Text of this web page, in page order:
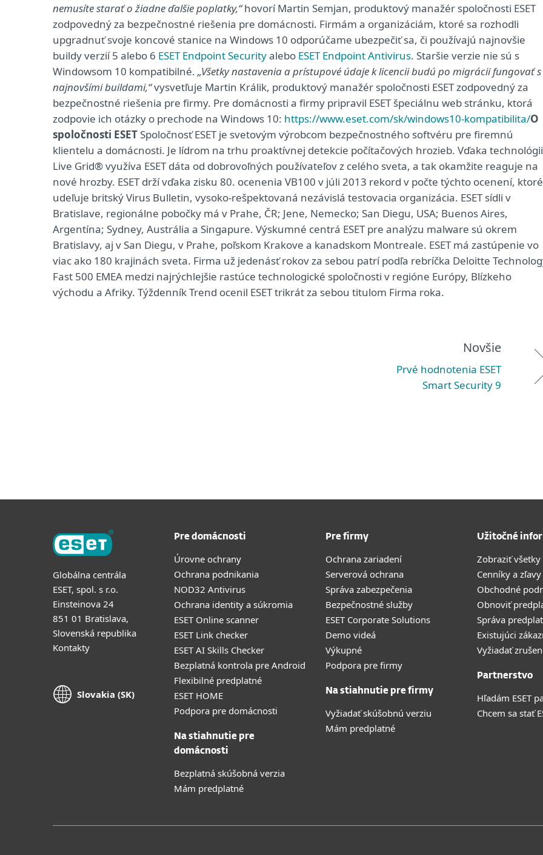
nemusíte starať o žiadne ďalšie poplatky,“hovorí Martin Semjan, produktový manažér spoločnosti ESET
zodpovedný za bezpečnostné riešenia pre domácnosti. Firmám a organizáciám, ktoré sa rozhodli
upgradnuť svoje koncové stanice na Windows 10 odporúčame ubezpečiť sa, či používajú najnovšie
buildy verzií 5 alebo 6 ESET Endpoint Securityalebo ESET Endpoint Antivirus. Staršie verzie nie sú s
Windowsom 10 kompatibilné. „Všetky nastavenia a prístupové údaje k licencii budú po migrácii fungovať s
najnovšími buildami,“vysvetľuje Martin Králik, produktový manažér spoločnosti ESET zodpovedný za
bezpečnostné riešenia pre firmy. Pre domácnosti a firmy pripravil ESET špeciálnu web stránku, ktorá
zodpovie ich otázky o prechode na Windows 10: https://www.eset.com/sk/windows10-kompatibilita/O
spoločnosti ESET Spoločnosť ESET je svetovým výrobcom bezpečnostného softvéru pre firemnú
klientelu a domácnosti. Je lídrom na trhu proaktívnej detekcie počítačových hrozieb. Vďaka technológii
Live Grid® využíva ESET dáta od dobrovoľných používateľov z celého sveta, a tak okamžite reaguje na
nové hrozby. ESET drží vďaka zisku 80. ocenenia VB100 v júli 2013 rekord v počte týchto ocenení, ktoré
udeľuje britský Virus Bulletin, vysoko-rešpektovaná nezávislá testovacia organizácia. ESET sídli v
Bratislave, regionálne pobočky má v Prahe, ČR; Jene, Nemecko; San Diegu, USA; Buenos Aires,
Argentína; Sydney, Austrália a Singapure. Výskumné centrá ESET pre analýzu malware sú okrem
Bratislavy, aj v San Diegu, v Prahe, poľskom Krakove a kanadskom Montreale. ESET má zastúpenie vo
viac ako 180 krajinách sveta. Firma už jedenásť rokov za sebou patrí podľa rebríčka Deloitte
Fast 500 EMEA medzi najrýchlejšie rastúce technologické spoločnosti v regióne Európy, Blízkeho
východu a Afriky. Týždenník Trend ocenil ESET trikrát za sebou titulom Firma roka.
Novšie
Prvé hodnotenia ESET
Smart Security 9
Globálna centrála
ESET, spol. s r.o.
Einsteinova 24
851 01 Bratislava,
Slovenská republika
Kontakty
Slovakia (SK)
Pre domácnosti
Úrovne ochrany
Ochrana podnikania
NOD32 Antivirus
Ochrana identity a súkromia
ESET Online scanner
ESET Link checker
ESET AI Skills Checker
Bezplatná kontrola pre Android
Flexibilné predplatné
ESET HOME
Podpora pre domácnosti
Na stiahnutie pre
domácnosti
Bezplatná skúšobná verzia
Mám predplatné
Pre firmy
Ochrana zariadení
Serverová ochrana
Správa zabezpečenia
Bezpečnostné služby
ESET Corporate Solutions
Demo videá
Výkupné
Podpora pre firmy
Na stiahnutie pre firmy
Vyžiadať skúšobnú verziu
Mám predplatné
Užitočné
Zobraziť
Cenníky a zľavy
Obchodné
Obnoviť
Správa
Existujúci
Vyžiadať
Partnerstvo
Hľadám ESET
Chcem sa stať